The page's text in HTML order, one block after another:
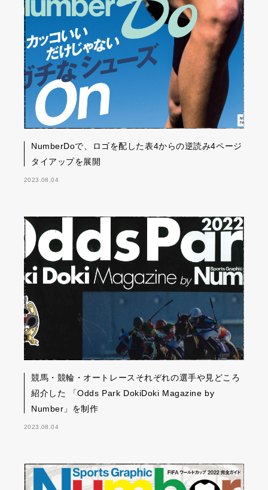
NumberDoで、ロゴを配した表4からの逆読み4ページ
タイアップを展開
2023.08.04
競馬・競輪・オートレースそれぞれの選手や見どころ
紹介した 「Odds Park DokiDoki Magazine by
Number」を制作
2023.08.04